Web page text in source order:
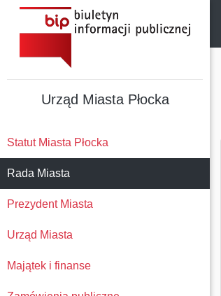
Urząd Miasta Płocka
Statut Miasta Płocka
Rada Miasta
Prezydent Miasta
Urząd Miasta
Majątek i finanse